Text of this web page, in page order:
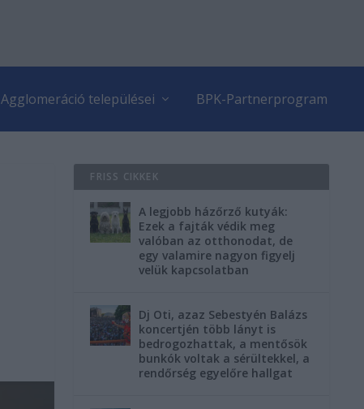
Agglomeráció települései BPK-Partnerprogram
FRISS CIKKEK
A legjobb házőrző kutyák:
Ezek a fajták védik meg
valóban az otthonodat, de
egy valamire nagyon figyelj
velük kapcsolatban
Dj Oti, azaz Sebestyén Balázs
koncertjén több lányt is
bedrogozhattak, a mentősök
bunkók voltak a sérültekkel, a
rendőrség egyelőre hallgat